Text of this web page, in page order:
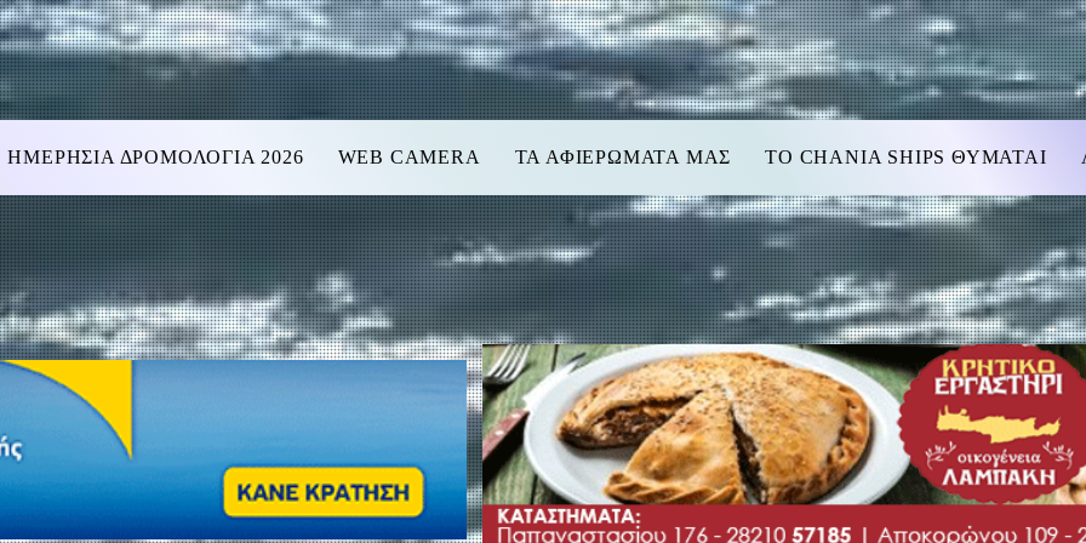
ΗΜΕΡΗΣΙΑ ΔΡΟΜΟΛΟΓΙΑ 2026 WEB CAMERA ΤΑ ΑΦΙΕΡΩΜΑΤΑ ΜΑΣ TO CHANIA SHIPS ΘΥΜΑΤΑΙ